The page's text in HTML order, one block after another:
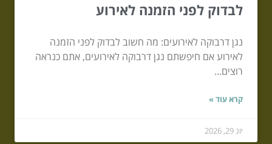
לבדוק לפני הזמנה לאירוע
נגן דרבוקה לאירועים: מה חשוב לבדוק לפני הזמנה
לאירוע אם חיפשתם נגן דרבוקה לאירועים, אתם כנראה
רוצים...
קרא עוד »
יונ 29, 2026